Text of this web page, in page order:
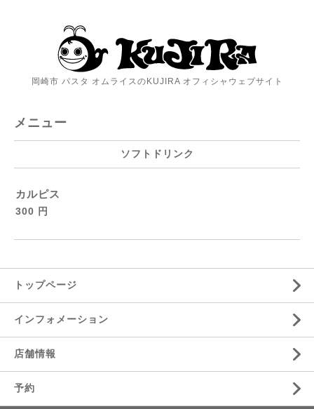
岡崎市 パスタ オムライスのKUJIRA オフィシャウェブサイト
メニュー
ソフトドリンク
カルピス
300 円
トップページ
インフォメーション
店舗情報
予約